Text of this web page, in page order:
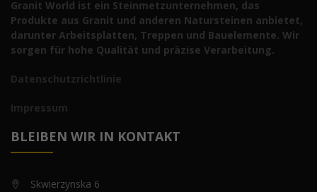
Granit World ist ein Steinmetzunternehmen, das
Produkte aus Granit und anderen Natursteinen anbietet,
darunter Arbeitsplatten, Treppen und Bauelemente. Wir
sorgen für hohe Qualität und präzise Verarbeitung.
Datenschutzrichtlinie
Impressum
BLEIBEN WIR IN KONTAKT
Skwierzynska 6